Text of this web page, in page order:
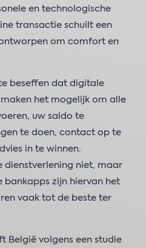
en technologische
transactie schuilt een
om comfort en
beseffen dat digitale
het mogelijk om alle
uw saldo te
te doen, contact op te
in te winnen.
dienstverlening niet, maar
bankapps zijn hiervan het
vaak tot de beste ter
België volgens een studie